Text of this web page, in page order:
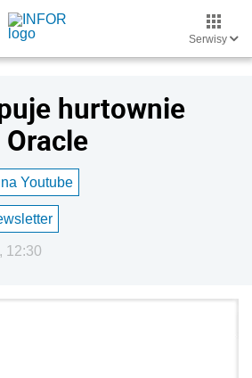
Serwisy
hurtownie
Youtube
12:30